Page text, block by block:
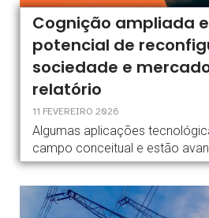
Cognição ampliada
potencial de
sociedade e
relatório
11 FEVEREIRO 2026
Algumas aplicações
campo conceitual e estão